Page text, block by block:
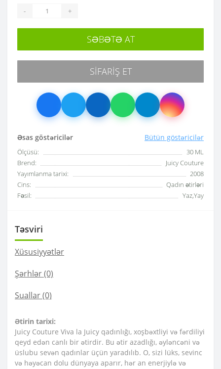
Əsas göstəricilər Bütün göstəricilər
Ölçüsü:
30 ML
Brend:
Juicy Couture
Yayımlanma tarixi:
2008
Cins:
Qadın ətirləri
Fəsil:
Yaz,Yay
- +
SƏBƏTƏ AT
SIFARIŞ ET
Təsviri
Xüsusiyyətlər
Şərhlər (0)
Suallar(0)
Ətirin tarixi:
Juicy Couture Viva la Juicy qadınlığı, xoşbəxtliyi və fərdiliyi
qeyd edən canlı bir ətirdir. Bu ətir azadlığı, əyləncəni və
üslubu sevən qadınlar üçün yaradılıb. O, sizi lüks, sevinc
və həyəcan dolu dünyaya aparır, hər an enerjiylə və